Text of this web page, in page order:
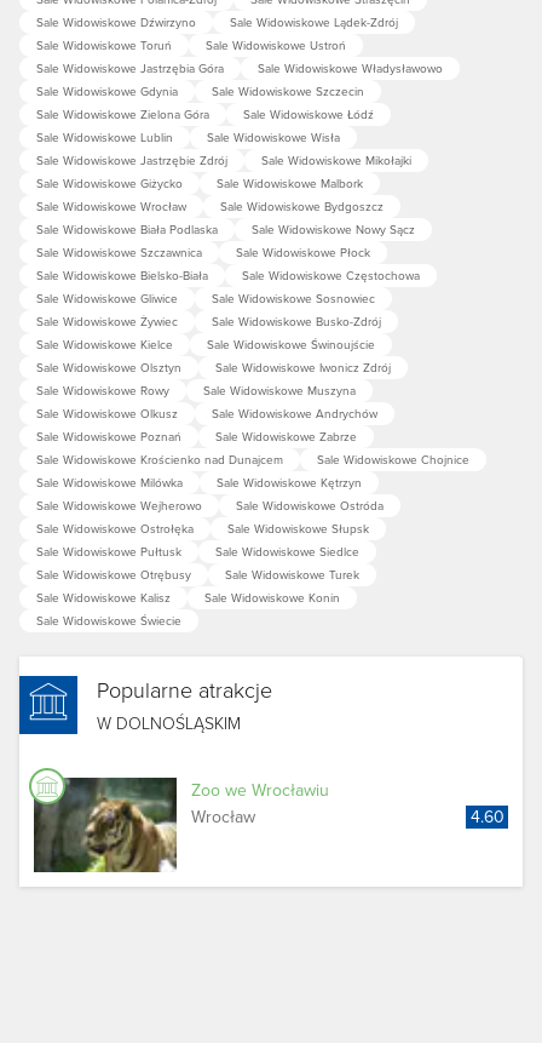
Sale Widowiskowe Dźwirzyno
Sale Widowiskowe Lądek-Zdrój
Sale Widowiskowe Toruń
Sale Widowiskowe Ustroń
Sale Widowiskowe Jastrzębia Góra
Sale Widowiskowe Władysławowo
Sale Widowiskowe Gdynia
Sale Widowiskowe Szczecin
Sale Widowiskowe Zielona Góra
Sale Widowiskowe Łódź
Sale Widowiskowe Lublin
Sale Widowiskowe Wisła
Sale Widowiskowe Jastrzębie Zdrój
Sale Widowiskowe Mikołajki
Sale Widowiskowe Giżycko
Sale Widowiskowe Malbork
Sale Widowiskowe Wrocław
Sale Widowiskowe Bydgoszcz
Sale Widowiskowe Biała Podlaska
Sale Widowiskowe Nowy Sącz
Sale Widowiskowe Szczawnica
Sale Widowiskowe Płock
Sale Widowiskowe Bielsko-Biała
Sale Widowiskowe Częstochowa
Sale Widowiskowe Gliwice
Sale Widowiskowe Sosnowiec
Sale Widowiskowe Żywiec
Sale Widowiskowe Busko-Zdrój
Sale Widowiskowe Kielce
Sale Widowiskowe Świnoujście
Sale Widowiskowe Olsztyn
Sale Widowiskowe Iwonicz Zdrój
Sale Widowiskowe Rowy
Sale Widowiskowe Muszyna
Sale Widowiskowe Olkusz
Sale Widowiskowe Andrychów
Sale Widowiskowe Poznań
Sale Widowiskowe Zabrze
Sale Widowiskowe Krościenko nad Dunajcem
Sale Widowiskowe Chojnice
Sale Widowiskowe Milówka
Sale Widowiskowe Kętrzyn
Sale Widowiskowe Wejherowo
Sale Widowiskowe Ostróda
Sale Widowiskowe Ostrołęka
Sale Widowiskowe Słupsk
Sale Widowiskowe Pułtusk
Sale Widowiskowe Siedlce
Sale Widowiskowe Otrębusy
Sale Widowiskowe Turek
Sale Widowiskowe Kalisz
Sale Widowiskowe Konin
Sale Widowiskowe Świecie
Popularne atrakcje
W DOLNOŚLĄSKIM
Zoo we Wrocławiu
Wrocław
4.60